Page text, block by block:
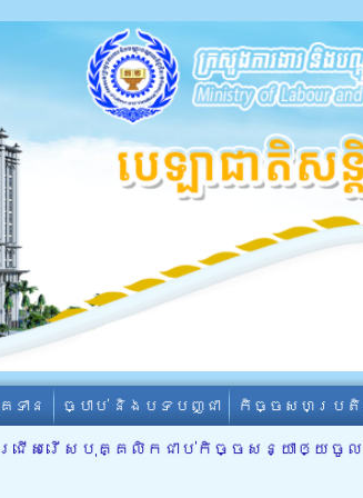
ទាន ច្បាប់ និងបទបញ្ជា កិច្ចសហប្រតិ
ើស​រើស​បុគ្គលិក​ជាប់​កិច្ច​សន្យា​ឲ្យចូល​